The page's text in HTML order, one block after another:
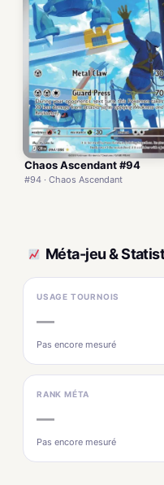
Chaos Ascendant #94
#94 · Chaos Ascendant
Méta-jeu &
USAGE TOURNOIS
—
Pas encore mesuré
RANK MÉTA
—
Pas encore mesuré